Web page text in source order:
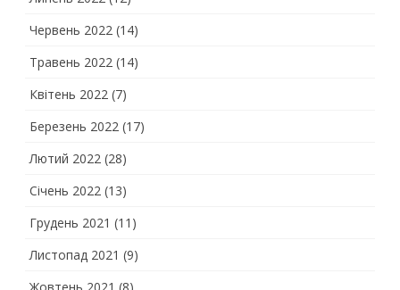
Червень 2022 (14)
Травень 2022 (14)
Квітень 2022 (7)
Березень 2022 (17)
Лютий 2022 (28)
Січень 2022 (13)
Грудень 2021 (11)
Листопад 2021 (9)